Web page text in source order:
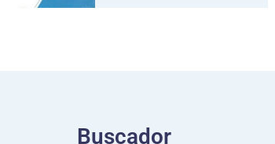
Buscador